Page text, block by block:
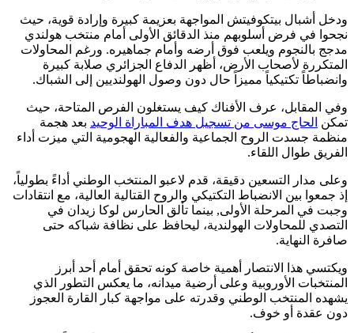
ودخل أشبال بيتكوفيتش المواجهة بعزيمة كبيرة وإرادة قوية، حيث
نجحوا في فرض أسلوبهم منذ الدقائق الأولى أمام منتخب هولندي
مدجج بالنجوم ويلعب فوق أرضه وأمام جماهيره. ورغم المحاولات
المتكررة لأصحاب الأرض، أظهر الدفاع الجزائري صلابة كبيرة
وانضباطاً تكتيكياً مميزاً حال دون وصول الهولنديين إلى الشباك.
وفي المقابل، عرف الأفناك كيف يستغلون الفرص المتاحة، حيث
تمكن الحاج موسى من تسجيل هدف المباراة الوحيد بعد هجمة
منظمة جسدت الروح الجماعية والفعالية الهجومية التي ميزت أداء
الفريق طوال اللقاء.
وعلى مدار التسعين دقيقة، قدم لاعبو المنتخب الوطني أداءً بطولياً،
إذ جمعوا بين الانضباط التكتيكي والروح القتالية العالية، مع انتقادات
وجبت في المرحلة الأولى, بينما تألق الحارس لوكا زيدان في
التصدي للمحاولات الهولندية، ليحافظ على نظافة شباكه حتى
صافرة النهاية.
ويكتسي هذا الانتصار أهمية خاصة كونه تحقق أمام أحد أبرز
المنتخبات الأوروبية وعلى أرضية ميدانه، ما يعكس التطور الذي
يشهده المنتخب الوطني وقدرته على مواجهة كبار القارة العجوز
دون عقدة أو خوف.